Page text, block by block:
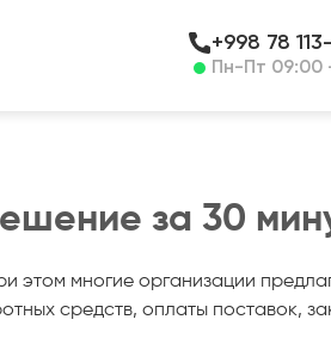
+998 78
Пн-Пт 09:00
за 30
этом многие организации
средств, оплаты поставок,